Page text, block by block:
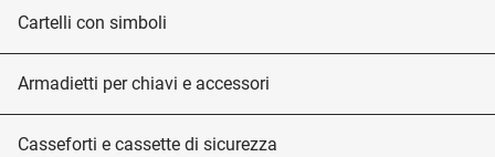
Cartelli con simboli
Armadietti per chiavi e accessori
Casseforti e cassette di sicurezza